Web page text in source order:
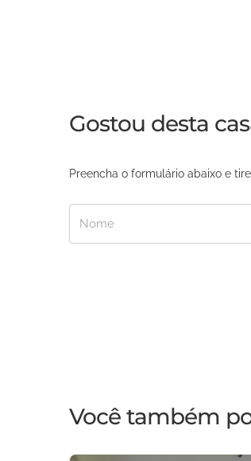
Gostou desta
Preencha o formulário abaixo e
Você também